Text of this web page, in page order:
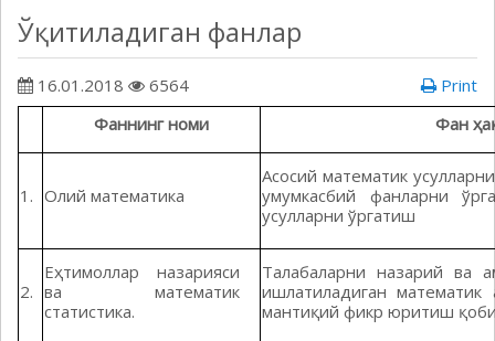
Ўқитиладиган фанлар
16.01.2018 6564
Print
Фаннинг номи
Фан
1. Олий математика
Асосий математик
умумкасбий фанларни
усулларни ўргатиш
2.
Еҳтимоллар назарияси
ва математик
статистика.
Талабаларни назарий ва
ишлатиладиган
мантиқий фикр юритиш